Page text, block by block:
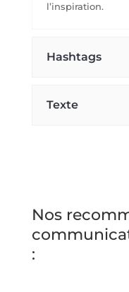
l’inspiration.
Hashtags
Texte
Nos
: